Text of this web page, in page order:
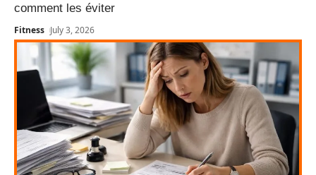
comment les éviter
Fitness July 3, 2026